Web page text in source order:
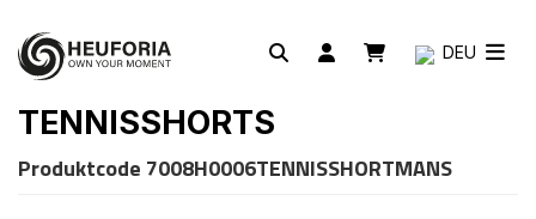
DEU
TENNISSHORTS
Produktcode 7008H0006TENNISSHORTMANS